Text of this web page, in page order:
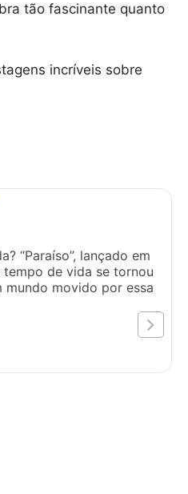
tão fascinante quanto
incríveis sobre
“Paraíso”, lançado em
de vida se tornou
mundo movido por essa